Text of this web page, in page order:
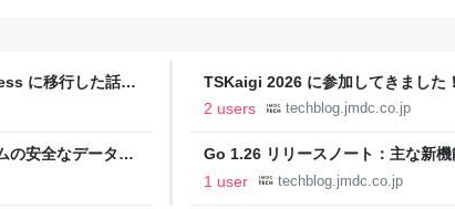
に移行した話 -
TSKaigi 2026 に参加してきました
2 users
techblog.jmdc.co.jp
の安全なデータ基
Go 1.26 リリースノート：主な新
1 user
techblog.jmdc.co.jp